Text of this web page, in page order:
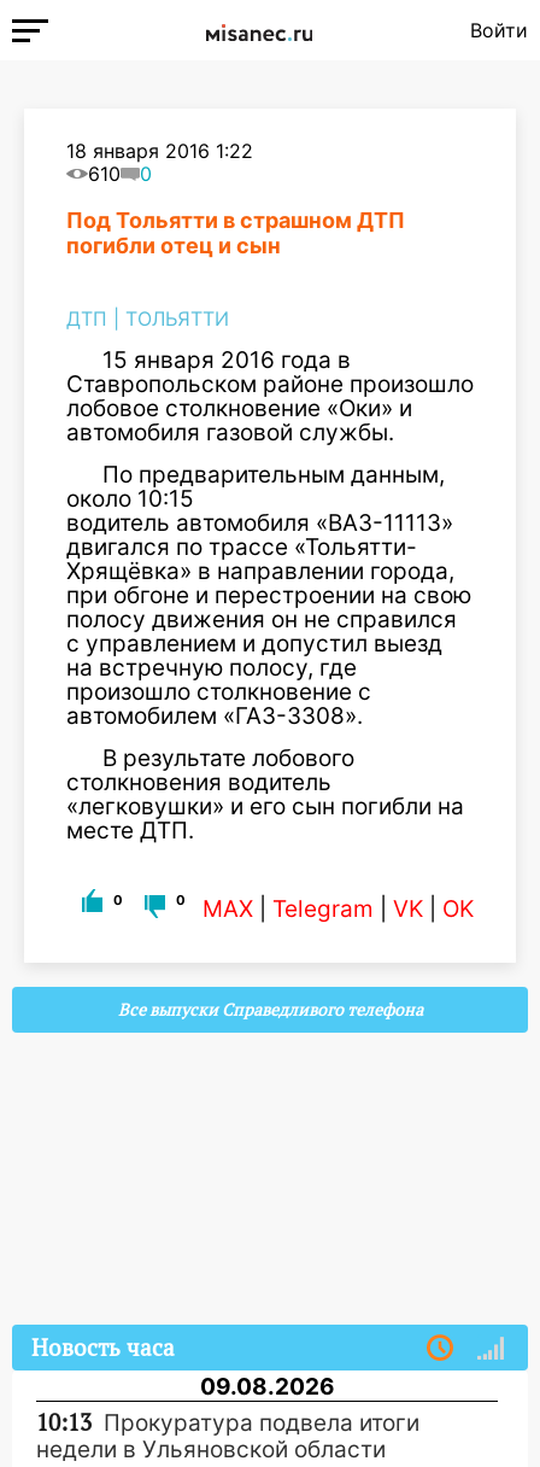
Войти
18 января 2016 1:22
610
0
Под Тольятти в страшном ДТП
погибли отец и сын
ДТП ТОЛЬЯТТИ
15 января 2016 года в
Ставропольском районе произошло
лобовое столкновение «Оки» и
автомобиля газовой службы.
По предварительным данным,
около 10:15
водитель автомобиля «ВАЗ-11113»
двигался по трассе «Тольятти-
Хрящёвка» в направлении города,
при обгоне и перестроении на свою
полосу движения он не справился
с управлением и допустил выезд
на встречную полосу, где
произошло столкновение с
автомобилем «ГАЗ-3308».
В результате лобового
столкновения водитель
«легковушки» и его сын погибли на
месте ДТП.
0 0 MAX Telegram VK OK
Все выпуски Справедливого телефона
Новость часа
09.08.2026
10:13 Прокуратура подвела итоги
недели в Ульяновской области